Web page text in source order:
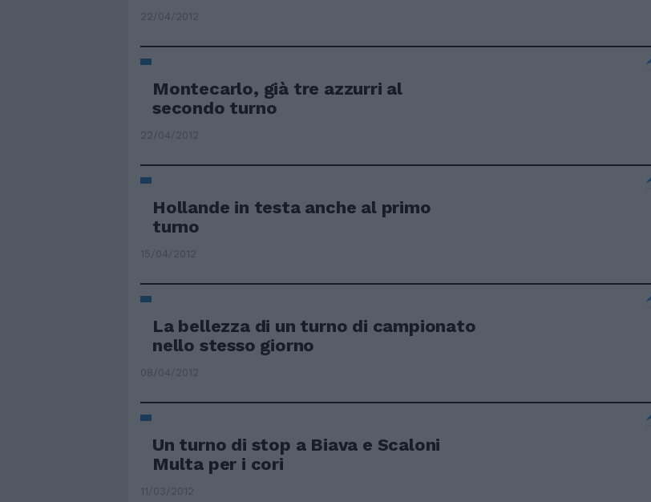
22/04/2012
Montecarlo, già tre azzurri al
secondo turno
22/04/2012
Hollande in testa anche al primo
turno
15/04/2012
La bellezza di un turno di campionato
nello stesso giorno
08/04/2012
Un turno di stop a Biava e Scaloni
Multa per i cori
11/03/2012